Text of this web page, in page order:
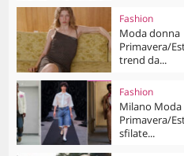
Fashion
Moda donna
Primavera/
trend da...
Fashion
Milano Moda
Primavera/
sfilate...